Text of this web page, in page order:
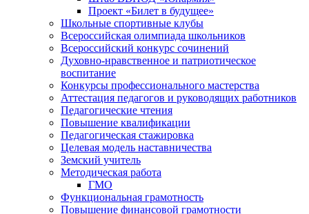
Проект «Билет в будущее»
Школьные спортивные клубы
Всероссийская олимпиада школьников
Всероссийский конкурс сочинений
Духовно-нравственное и патриотическое
воспитание
Конкурсы профессионального мастерства
Аттестация педагогов и руководящих работников
Педагогические чтения
Повышение квалификации
Педагогическая стажировка
Целевая модель наставничества
Земский учитель
Методическая работа
ГМО
Функциональная грамотность
Повышение финансовой грамотности